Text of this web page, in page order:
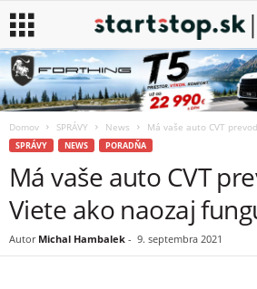
Domov SPRÁVY News Má vaše auto CVT
SPRÁVY NEWS PORADŇA
Má vaše auto CVT
Viete ako naozaj
Autor Michal Hambalek - 9. septembra 2021